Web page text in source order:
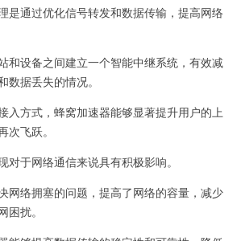
通过优化信号转发和数据传输，提高网络
设备之间建立一个智能中继系统，有效减
数据丢失的情况。
方式，蜂窝加速器能够显著提升用户的上
次飞跃。
于网络通信来说具有积极影响。
络拥塞的问题，提高了网络的容量，减少
困扰。